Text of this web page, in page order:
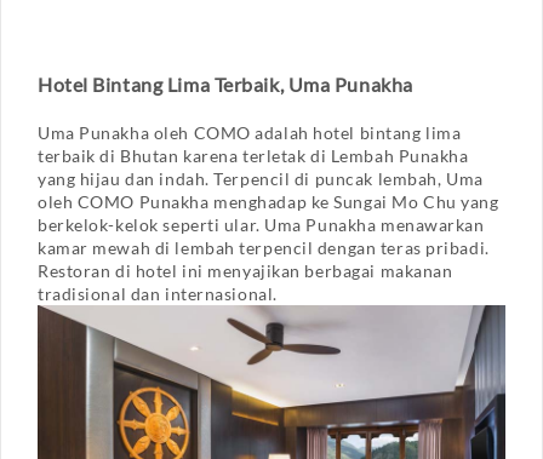
Hotel Bintang Lima Terbaik, Uma Punakha
Uma Punakha oleh COMO adalah hotel bintang lima
terbaik di Bhutan karena terletak di Lembah Punakha
yang hijau dan indah. Terpencil di puncak lembah, Uma
oleh COMO Punakha menghadap ke Sungai Mo Chu yang
berkelok-kelok seperti ular. Uma Punakha menawarkan
kamar mewah di lembah terpencil dengan teras pribadi.
Restoran di hotel ini menyajikan berbagai makanan
tradisional dan internasional.